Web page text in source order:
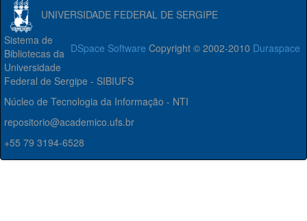
UNIVERSIDADE FEDERAL DE SERGIPE
DSpace Software Copyright © 2002-2010 Duraspace
Sistema de
Bibliotecas da
Universidade
Federal de Sergipe - SIBIUFS
Núcleo de Tecnologia da Informação - NTI
repositorio@academico.ufs.br
+55 79 3194-6528